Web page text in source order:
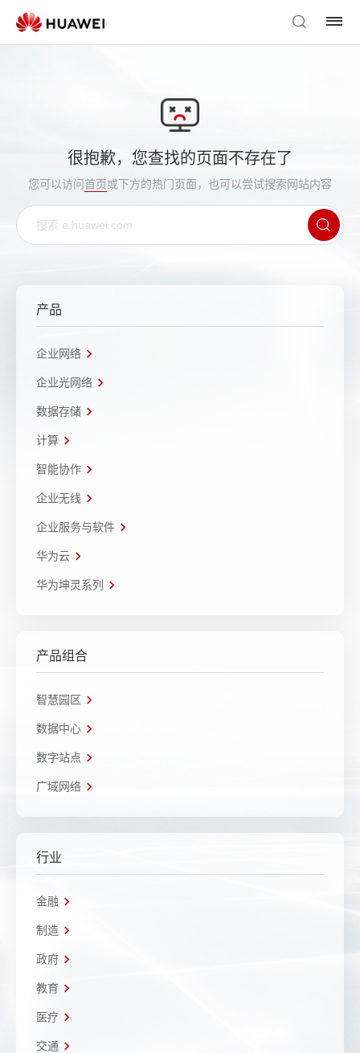
很抱歉，您查找的页面不存在了
您可以访问首页或下方的热门页面，也可以尝试搜索网站内容
产品
企业网络
企业光网络
数据存储
计算
智能协作
企业无线
企业服务与软件
华为云
华为坤灵系列
产品组合
智慧园区
数据中心
数字站点
广域网络
行业
金融
制造
政府
教育
医疗
交通